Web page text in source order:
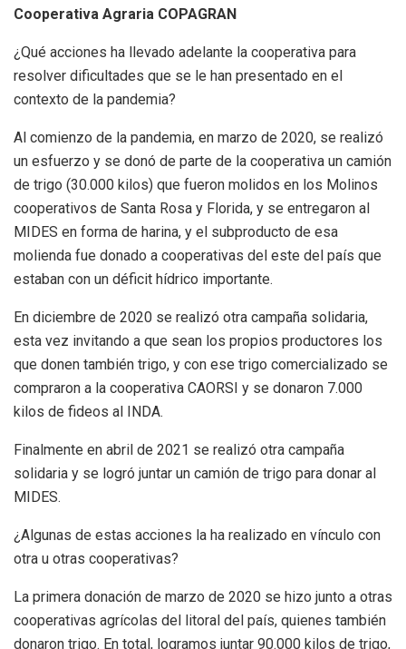
Cooperativa Agraria COPAGRAN
¿Qué acciones ha llevado adelante la cooperativa para
resolver dificultades que se le han presentado en el
contexto de la pandemia?
Al comienzo de la pandemia, en marzo de 2020, se realizó
un esfuerzo y se donó de parte de la cooperativa un camión
de trigo (30.000 kilos) que fueron molidos en los Molinos
cooperativos de Santa Rosa y Florida, y se entregaron al
MIDES en forma de harina, y el subproducto de esa
molienda fue donado a cooperativas del este del país que
estaban con un déficit hídrico importante.
En diciembre de 2020 se realizó otra campaña solidaria,
esta vez invitando a que sean los propios productores los
que donen también trigo, y con ese trigo comercializado se
compraron a la cooperativa CAORSI y se donaron 7.000
kilos de fideos al INDA.
Finalmente en abril de 2021 se realizó otra campaña
solidaria y se logró juntar un camión de trigo para donar al
MIDES.
¿Algunas de estas acciones la ha realizado en vínculo con
otra u otras cooperativas?
La primera donación de marzo de 2020 se hizo junto a otras
cooperativas agrícolas del litoral del país, quienes también
donaron trigo. En total, logramos juntar 90.000 kilos de trigo,